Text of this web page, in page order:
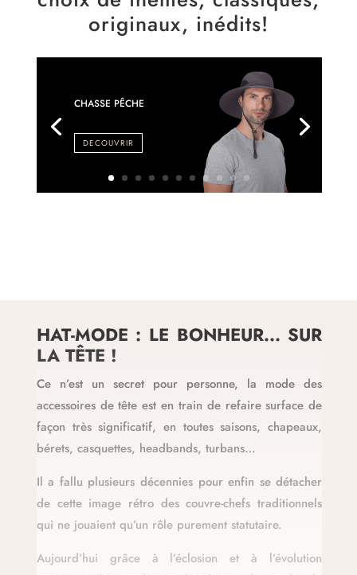
originaux, inédits!
CHASSE PÊCHE
DECOUVRIR
HAT-MODE : LE BONHEUR... SUR
LA TÊTE !
Ce n’est un secret pour personne, la mode des
accessoires de tête est en train de refaire surface de
façon très significatif, en toutes saisons, chapeaux,
bérets, casquettes, headbands, turbans…
Il a fallu plusieurs décennies pour enfin se détacher
de cette image rétro des couvre-chefs traditionnels
qui ne jouaient qu’un rôle purement statutaire.
Aujourd’hui grâce à l’éclosion et à l’évolution